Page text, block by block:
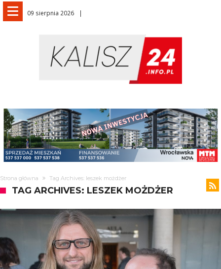
09 sierpnia 2026
Strona główna Tag Archives: leszek możdżer
TAG ARCHIVES: LESZEK MOŻDŻER